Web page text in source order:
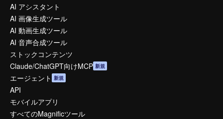
AI アシスタント
AI 画像生成ツール
AI 動画生成ツール
AI 音声合成ツール
ストックコンテンツ
Claude/ChatGPT向けMCP 新規
エージェント 新規
API
モバイルアプリ
すべてのMagnificツール